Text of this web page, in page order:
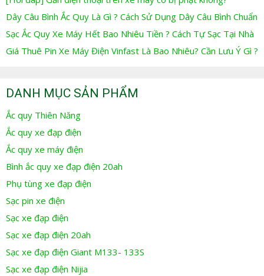
Dây Câu Bình Ắc Quy Là Gì ? Cách Sử Dụng Dây Câu Bình Chuẩn
Sạc Ắc Quy Xe Máy Hết Bao Nhiêu Tiền ? Cách Tự Sạc Tại Nhà
Giá Thuê Pin Xe Máy Điện Vinfast Là Bao Nhiêu? Cần Lưu Ý Gì ?
DANH MỤC SẢN PHẨM
Ắc quy Thiên Năng
Ắc quy xe đạp điện
Ắc quy xe máy điện
Bình ắc quy xe đạp điện 20ah
Phụ tùng xe đạp điện
Sạc pin xe điện
Sạc xe đạp điện
Sạc xe đạp điện 20ah
Sạc xe đạp điện Giant M133- 133S
Sạc xe đạp điện Nijia